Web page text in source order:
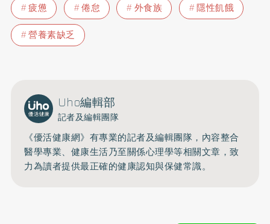
疲憊 倦怠 外食族
隱性飢餓
營養素缺乏
Uho編輯部
記者及編輯團隊
《優活健康網》有專業的記者及編輯團隊，內容整合
醫學專業、健康生活乃至關係心理學等相關文章，致
力為讀者提供最正確的健康認知與保健常識。